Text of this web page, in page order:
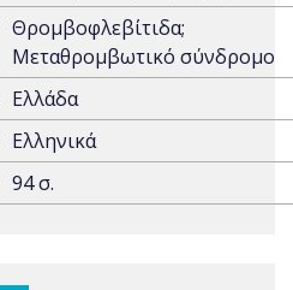
Θρομβοφλεβίτιδα;
Μεταθρομβωτικό σύνδρομο
Ελλάδα
Ελληνικά
94 σ.